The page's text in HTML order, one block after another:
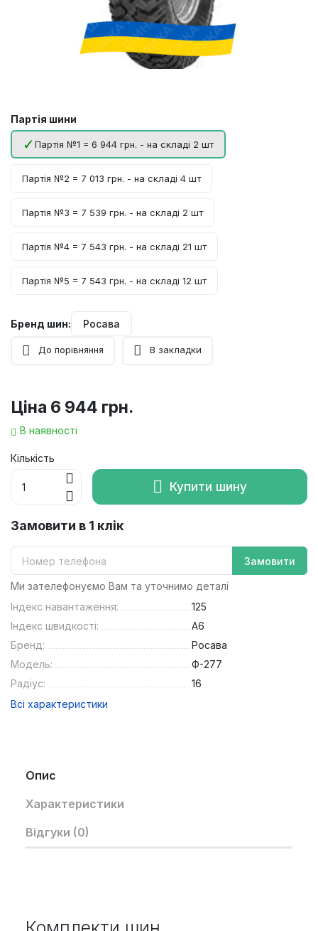
Партія шини
Партія №1 = 6 944 грн. - на складі 2 шт
Партія №2 = 7 013 грн. - на складі 4 шт
Партія №3 = 7 539 грн. - на складі 2 шт
Партія №4 = 7 543 грн. - на складі 21 шт
Партія №5 = 7 543 грн. - на складі 12 шт
Бренд шин: Росава
До порівняння В закладки
Ціна 6 944 грн.
В наявності
Кількість
Купити шину
Замовити в 1 клік
Замовити
Ми зателефонуємо Вам та уточнимо деталі
Індекс навантаження:
125
Індекс швидкості:
A6
Бренд:
Росава
Модель:
Ф-277
Радіус:
16
Всі характеристики
Опис
Характеристики
Відгуки (0)